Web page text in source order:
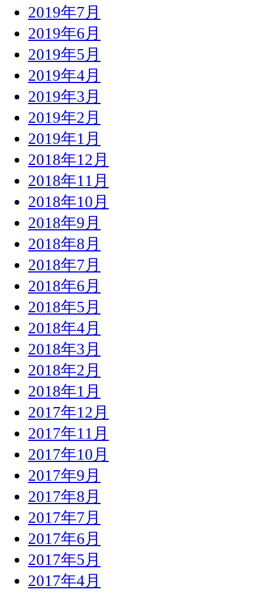
2019年7月
2019年6月
2019年5月
2019年4月
2019年3月
2019年2月
2019年1月
2018年12月
2018年11月
2018年10月
2018年9月
2018年8月
2018年7月
2018年6月
2018年5月
2018年4月
2018年3月
2018年2月
2018年1月
2017年12月
2017年11月
2017年10月
2017年9月
2017年8月
2017年7月
2017年6月
2017年5月
2017年4月